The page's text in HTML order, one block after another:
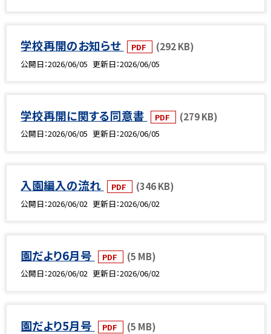
学校再開のお知らせ PDF (292 KB)
公開日 2026/06/05 更新日 2026/06/05
学校再開に関する同意書 PDF (279 KB)
公開日 2026/06/05 更新日 2026/06/05
入園編入の流れ PDF (346 KB)
公開日 2026/06/02 更新日 2026/06/02
園だより6月号 PDF (5 MB)
公開日 2026/06/02 更新日 2026/06/02
園だより5月号 PDF (5 MB)